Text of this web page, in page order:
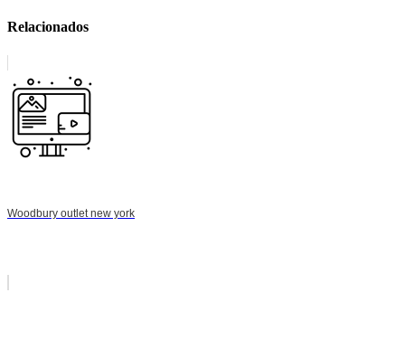
Relacionados
Woodbury outlet new york